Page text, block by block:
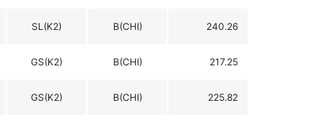
SL(K2) B(CHI) 240.26
GS(K2) B(CHI) 217.25
GS(K2) B(CHI) 225.82